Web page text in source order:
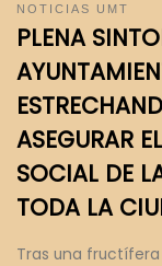
NOTICIAS UMT
PLENA
ASEGURAR
SOCIAL DE
TODA LA
Tras una